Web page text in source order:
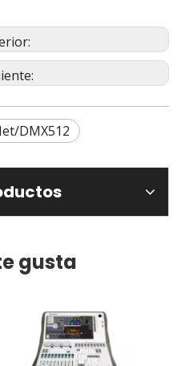
DMX512
gusta